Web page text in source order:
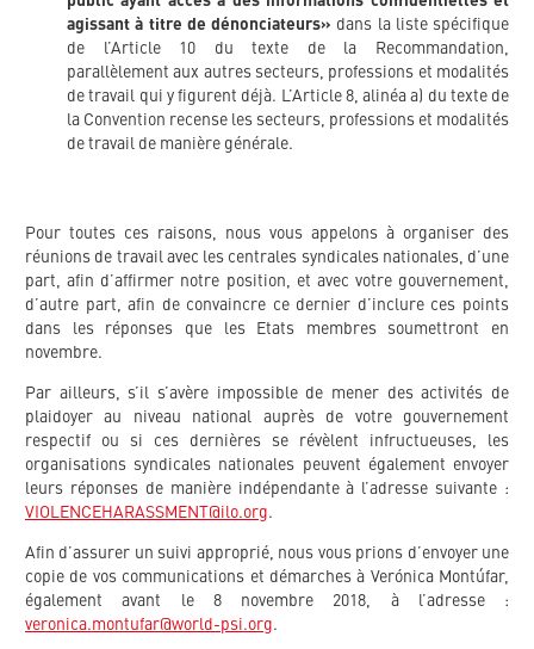
agissant à titre de dénonciateurs» dans la liste spécifique
de l’Article 10 du texte de la Recommandation,
parallèlement aux autres secteurs, professions et modalités
de travail qui y figurent déjà. L’Article 8, alinéa a) du texte de
la Convention recense les secteurs, professions et modalités
de travail de manière générale.
Pour toutes ces raisons, nous vous appelons à organiser des
réunions de travail avec les centrales syndicales nationales, d’une
part, afin d’affirmer notre position, et avec votre gouvernement,
d’autre part, afin de convaincre ce dernier d’inclure ces points
dans les réponses que les Etats membres soumettront en
novembre.
Par ailleurs, s’il s’avère impossible de mener des activités de
plaidoyer au niveau national auprès de votre gouvernement
respectif ou si ces dernières se révèlent infructueuses, les
organisations syndicales nationales peuvent également envoyer
leurs réponses de manière indépendante à l’adresse suivante :
VIOLENCEHARASSMENT@ilo.org.
Afin d’assurer un suivi approprié, nous vous prions d’envoyer une
copie de vos communications et démarches à Verónica Montúfar,
également avant le 8 novembre 2018, à l’adresse :
veronica.montufar@world-psi.org.